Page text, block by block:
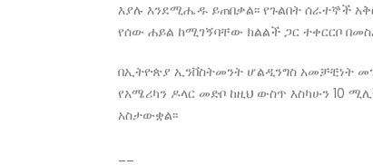
እያሉ እንደሚሔዱ ይጠበቃል፡፡ የጉልበት ሰራተኞች
የሰው ሐይል ከሚገኝባቸው ክልልች ጋር ተቀርርቦ
በኢትዮጵያ ኢንቨስትመንት ሆልዲንግስ አመቻቺነት
የአሜሪካን ዶላር መድቦ ከዚህ ውስጥ እስካሁን 10
አስታውቋል፡፡